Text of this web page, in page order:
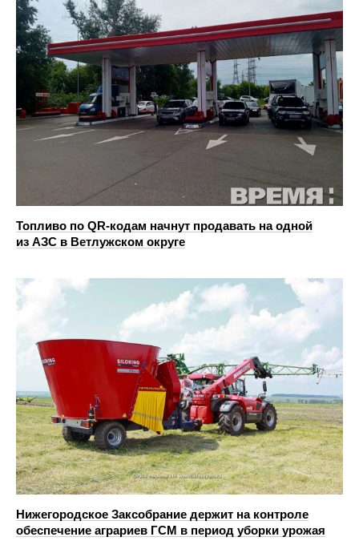
Топливо по QR-кодам начнут продавать на одной
из АЗС в Ветлужском округе
Нижегородское Заксобрание держит на контроле
обеспечение аграриев ГСМ в период уборки урожая